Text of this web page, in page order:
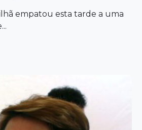
empatou esta tarde a uma